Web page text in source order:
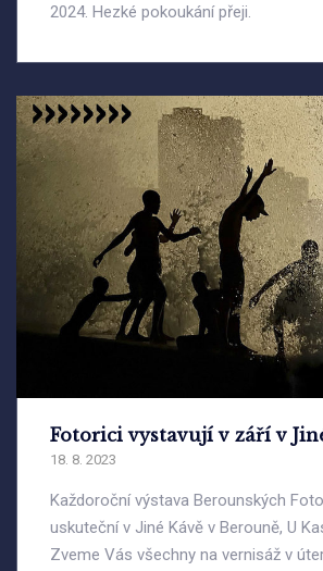
2024. Hezké pokoukání přeji.
Fotorici vystavují v září v
18. 8. 2023
Každoroční výstava Berounských
uskuteční v Jiné Kávě v Berouně, U
Zveme Vás všechny na vernisáž v